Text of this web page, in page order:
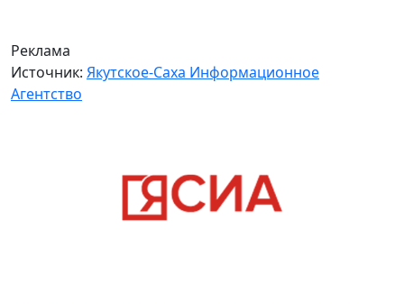
Реклама
Источник: Якутское-Саха Информационное
Агентство